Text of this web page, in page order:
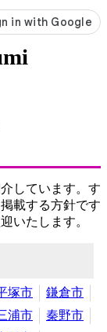
しています。す
載する方針です
いたします。
塚市
鎌倉市
浦市
秦野市